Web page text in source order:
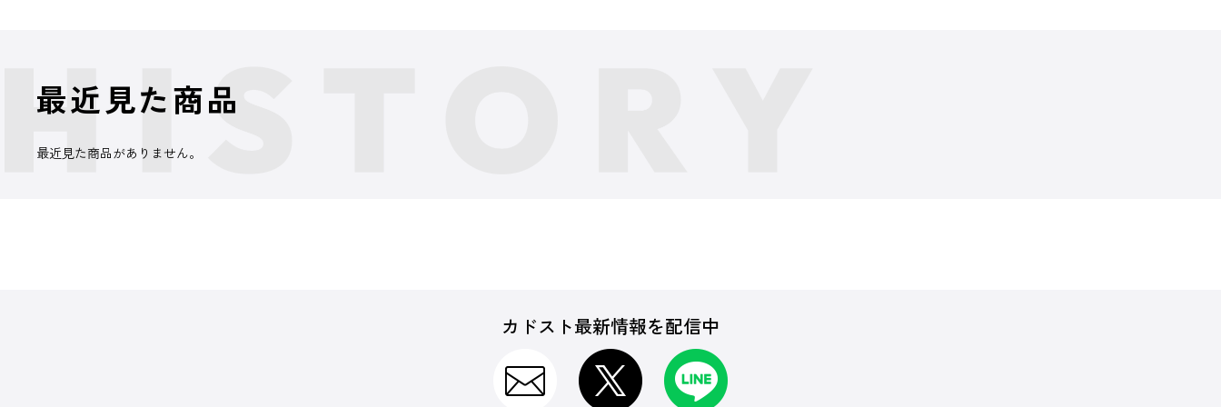
最近見た商品
最近見た商品がありません。
カドスト最新情報を配信中